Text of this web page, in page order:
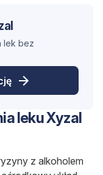
lek bez
leku Xyzal
z alkoholem